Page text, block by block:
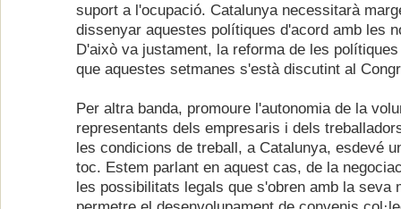
suport a l'ocupació. Catalunya necessitarà
dissenyar aquestes polítiques d'acord amb les
D'això va justament, la reforma de les
que aquestes setmanes s'està discutint al
Per altra banda, promoure l'autonomia de la
representants dels empresaris i dels
les condicions de treball, a Catalunya, esdevé
toc. Estem parlant en aquest cas, de la
les possibilitats legals que s'obren amb la seva